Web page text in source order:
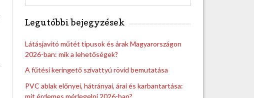
e
Legutóbbi bejegyzések
Látásjavító műtét típusok és árak Magyarországon
2026-ban: mik a lehetőségek?
A fűtési keringető szivattyú rövid bemutatása
PVC ablak előnyei, hátrányai, árai és karbantartása:
mit érdemes mérlegelni 2026-ban?